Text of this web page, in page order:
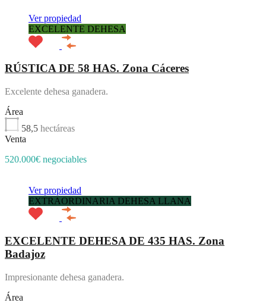
Ver propiedad
EXCELENTE DEHESA
RÚSTICA DE 58 HAS. Zona Cáceres
Excelente dehesa ganadera.
Área
58,5 hectáreas
Venta
520.000€ negociables
Ver propiedad
EXTRAORDINARIA DEHESA LLANA
EXCELENTE DEHESA DE 435 HAS. Zona
Badajoz
Impresionante dehesa ganadera.
Área